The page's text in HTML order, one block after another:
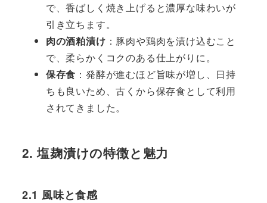
で、香ばしく焼き上げると濃厚な味わいが
引き立ちます。
肉の酒粕漬け ：豚肉や鶏肉を漬け込むこと
で、柔らかくコクのある仕上がりに。
保存食 ：発酵が進むほど旨味が増し、日持
ちも良いため、古くから保存食として利用
されてきました。
2. 塩麹漬けの特徴と魅力
2.1 風味と食感